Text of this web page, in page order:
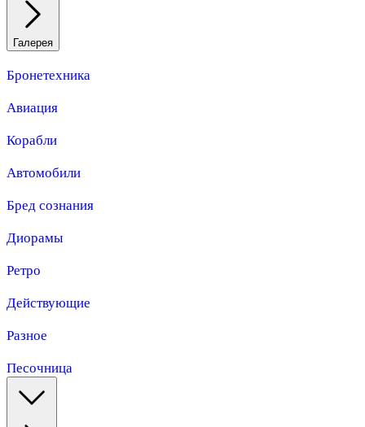
Галерея
Бронетехника
Авиация
Корабли
Автомобили
Бред сознания
Диорамы
Ретро
Действующие
Разное
Песочница